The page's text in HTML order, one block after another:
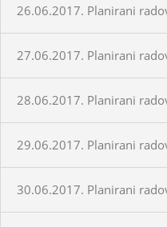
26.06.2017. Planirani
27.06.2017. Planirani
28.06.2017. Planirani
29.06.2017. Planirani
30.06.2017. Planirani